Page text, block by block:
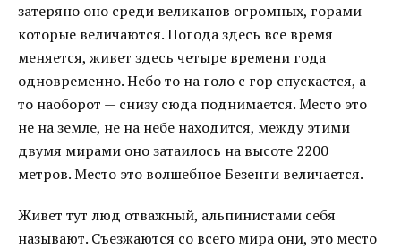
затеряно оно среди великанов огромных, горами
которые величаются. Погода здесь все время
меняется, живет здесь четыре времени года
одновременно. Небо то на голо с гор спускается, а
то наоборот — снизу сюда поднимается. Место это
не на земле, не на небе находится, между этими
двумя мирами оно затаилось на высоте 2200
метров. Место это волшебное Безенги величается.
Живет тут люд отважный, альпинистами себя
называют. Съезжаются со всего мира они, это место